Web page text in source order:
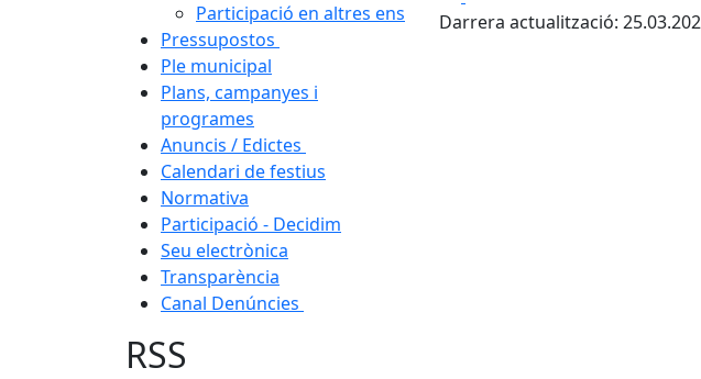
Participació en altres ens
Pressupostos
Ple municipal
Plans, campanyes i
programes
Anuncis / Edictes
Calendari de festius
Normativa
Participació - Decidim
Seu electrònica
Transparència
Canal Denúncies
Darrera actualització:
RSS